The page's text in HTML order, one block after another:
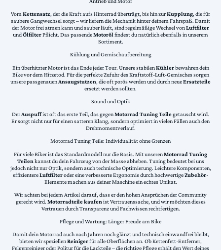
VomKettensatz, der die Kraft aufs Hinterrad überträgt, bis hin zurKupplung, die für
saubere Gangwechsel sorgt – wir liefern die Mechanik hinter deinem Fahrspaß. Damit
der Motor frei atmen kann und sauber läuft, sind regelmäßige Wechsel vonLuftfilter
undÖlfilterPflicht. Das passendeMotorölfindest du natürlich ebenfalls in unserem
Sortiment.
Kühlung und Gemischaufbereitung
Ein überhitzter Motor ist das Ende jeder Tour. Unsere stabilenKühlerbewahren dein
Bike vor dem Hitzetod. Für die perfekte Zufuhr des Kraftstoff-Luft-Gemisches sorgen
unsere passgenauenAnsaugstutzen, die oft porös werden und durch neueErsatzteile
ersetzt werden sollten.
Sound und Optik
DerAuspuffist oft das erste Teil, das gegenMotorrad Tuning Teilegetauscht wird.
Er sorgt nicht nur für einen satteren Klang, sondern optimiert in vielen Fällen auch den
Drehmomentverlauf.
Motorrad Tuning Teile: Individualität ohne Grenzen
Für viele Biker ist das Standardmodell nur die Basis. Mit unserenMotorrad Tuning
Teilen kannst du dein Fahrzeug von der Masse abheben. Tuning bedeutet bei uns
jedoch nicht nur Optik, sondern auch technische Optimierung. Leichtere Komponenten,
effizientereLuftfilteroder eine verbesserte Ergonomie durch hochwertigeZubehör-
Elemente machen aus deiner Maschine ein echtes Unikat.
Wir achten bei jedem Artikel darauf, dass er den hohen Ansprüchen der Community
gerecht wird. Motorradteile kaufen ist Vertrauenssache, und wir möchten dieses
Vertrauen durch Transparenz und Fachwissen rechtfertigen.
Pflege und Wartung: Länger Freude am Bike
Damit dein Motorrad auch nach Jahren noch glänzt und technisch einwandfrei bleibt,
bieten wir speziellenReinigerfür alle Oberflächen an. Ob Kettenfett-Entferner,
Felgenreiniger oder Politur für die Lackteile – die richtige Pflege erhält den Wert deines